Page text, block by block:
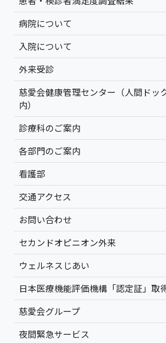
病院について
入院について
外来受診
慈愛会健康管理センター（人間ドッ
内）
診療科のご案内
各部門のご案内
看護部
交通アクセス
お問い合わせ
セカンドオピニオン外来
ウェルネスじあい
日本医療機能評価機構「認定証」取
慈愛会グループ
夜間緊急サービス